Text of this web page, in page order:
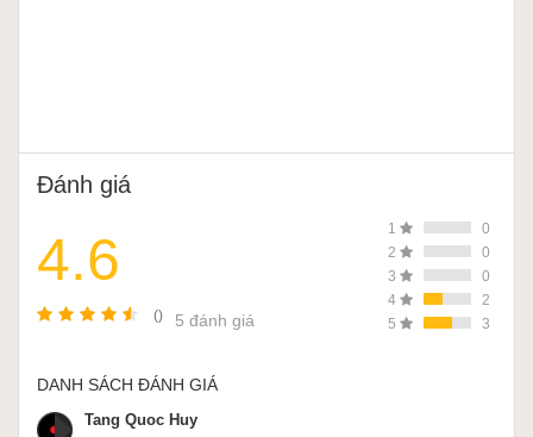
Đánh giá
4.6
() 5 đánh giá
1
0
2
0
3
0
4
2
5
3
DANH SÁCH ĐÁNH GIÁ
Tang Quoc Huy